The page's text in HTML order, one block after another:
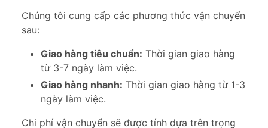
Chúng tôi cung cấp các phương thức vận chuyển
sau:
Giao hàng tiêu chuẩn: Thời gian giao hàng
từ 3-7 ngày làm việc.
Giao hàng nhanh: Thời gian giao hàng từ 1-3
ngày làm việc.
Chi phí vận chuyển sẽ được tính dựa trên trọng